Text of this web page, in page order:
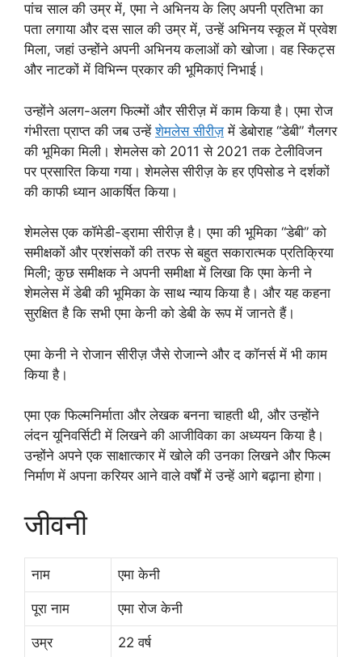
पांच साल की उम्र में, एमा ने अभिनय के लिए अपनी प्रतिभा का
पता लगाया और दस साल की उम्र में, उन्हें अभिनय स्कूल में प्रवेश
मिला, जहां उन्होंने अपनी अभिनय कलाओं को खोजा। वह स्किट्स
और नाटकों में विभिन्न प्रकार की भूमिकाएं निभाई।
उन्होंने अलग-अलग फिल्मों और सीरीज़ में काम किया है। एमा रोज
गंभीरता प्राप्त की जब उन्हेंशेमलेस सीरीज़ में डेबोराह “डेबी” गैलगर
की भूमिका मिली। शेमलेस को 2011 से 2021 तक टेलीविजन
पर प्रसारित किया गया। शेमलेस सीरीज़ के हर एपिसोड ने दर्शकों
की काफी ध्यान आकर्षित किया।
शेमलेस एक कॉमेडी-ड्रामा सीरीज़ है। एमा की भूमिका “डेबी” को
समीक्षकों और प्रशंसकों की तरफ से बहुत सकारात्मक प्रतिक्रिया
मिली; कुछ समीक्षक ने अपनी समीक्षा में लिखा कि एमा केनी ने
शेमलेस में डेबी की भूमिका के साथ न्याय किया है। और यह कहना
सुरक्षित है कि सभी एमा केनी को डेबी के रूप में जानते हैं।
एमा केनी ने रोजान सीरीज़ जैसे रोजान्ने और द कॉनर्स में भी काम
किया है।
एमा एक फिल्मनिर्माता और लेखक बनना चाहती थी, और उन्होंने
लंदन यूनिवर्सिटी में लिखने की आजीविका का अध्ययन किया है।
उन्होंने अपने एक साक्षात्कार में खोले की उनका लिखने और फिल्म
निर्माण में अपना करियर आने वाले वर्षों में उन्हें आगे बढ़ाना होगा।
जीवनी
नाम एमा केनी
पूरा नाम एमा रोज केनी
उम्र 22 वर्ष